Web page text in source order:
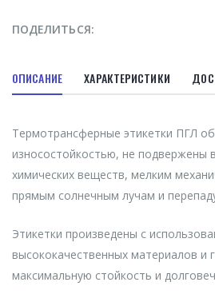
ПОДЕЛИТЬСЯ:
ОПИСАНИЕ ХАРАКТЕРИСТИКИ
Термотрансферные этикетки ПГЛ
износостойкостью, не подвержены
химических веществ, мелким
прямым солнечным лучам и
Этикетки произведены с
высококачественных материалов и
максимальную стойкость и